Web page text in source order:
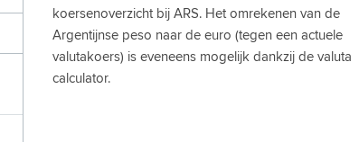
koersenoverzicht bij ARS. Het omrekenen van de
Argentijnse peso naar de euro (tegen een actuele
valutakoers) is eveneens mogelijk dankzij de valuta
calculator.